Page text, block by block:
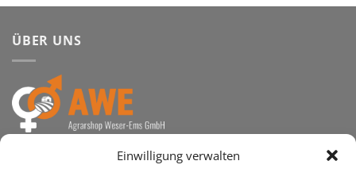
Einwilligung verwalten
ÜBER UNS
awe ist heute auf vielen Höfen die 1. Adresse, wenn es